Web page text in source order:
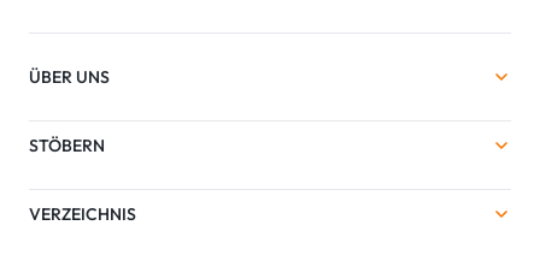
ÜBER UNS
STÖBERN
VERZEICHNIS